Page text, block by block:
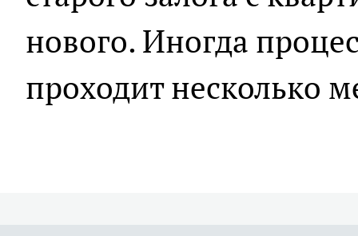
нового. Иногда
проходит несколько